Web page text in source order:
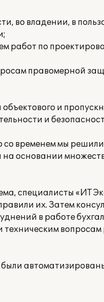
во владении, в
работ по
правомерной
и
и
временем мы
основании
специалисты «ИТ
их. Затем
в работе
техническим
были